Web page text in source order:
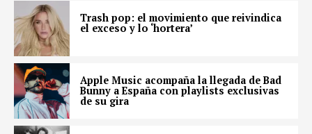
Trash pop: el movimiento que reivindica
el exceso y lo ‘hortera’
Apple Music acompaña la llegada de Bad
Bunny a España con playlists exclusivas
de su gira